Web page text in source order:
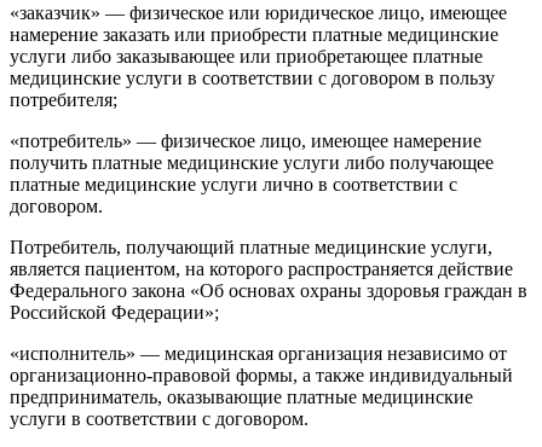
«заказчик» — физическое или юридическое лицо, имеющее
намерение заказать или приобрести платные медицинские
услуги либо заказывающее или приобретающее платные
медицинские услуги в соответствии с договором в пользу
потребителя;
«потребитель» — физическое лицо, имеющее намерение
получить платные медицинские услуги либо получающее
платные медицинские услуги лично в соответствии с
договором.
Потребитель, получающий платные медицинские услуги,
является пациентом, на которого распространяется действие
Федерального закона «Об основах охраны здоровья граждан в
Российской Федерации»;
«исполнитель» — медицинская организация независимо от
организационно-правовой формы, а также индивидуальный
предприниматель, оказывающие платные медицинские
услуги в соответствии с договором.